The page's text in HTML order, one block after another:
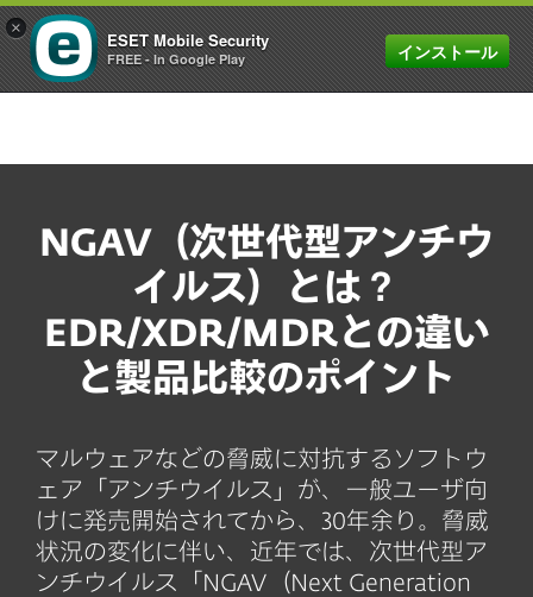
MENU
NGAV（次世代型アンチウ
イルス）とは？
EDR/XDR/MDRとの違い
と製品比較のポイント
マルウェアなどの脅威に対抗するソフトウ
ェア「アンチウイルス」が、一般ユーザ向
けに発売開始されてから、30年余り。脅威
状況の変化に伴い、近年では、次世代型ア
ンチウイルス「NGAV（Next Generation
×
ESET Mobile Security
FREE - In Google Play インストール